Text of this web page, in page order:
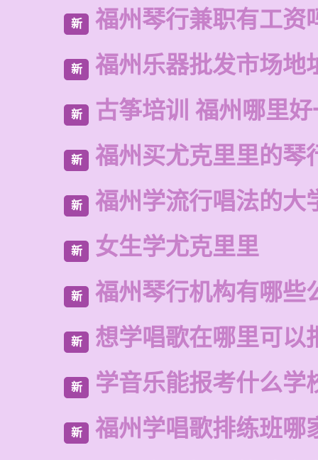
新 福州琴行兼职有工资
新 福州乐器批发市场地
新 古筝培训 福州哪里
新 福州买尤克里里的琴
新 福州学流行唱法的大
新 女生学尤克里里
新 福州琴行机构有哪些
新 想学唱歌在哪里可以
新 学音乐能报考什么学
新 福州学唱歌排练班哪